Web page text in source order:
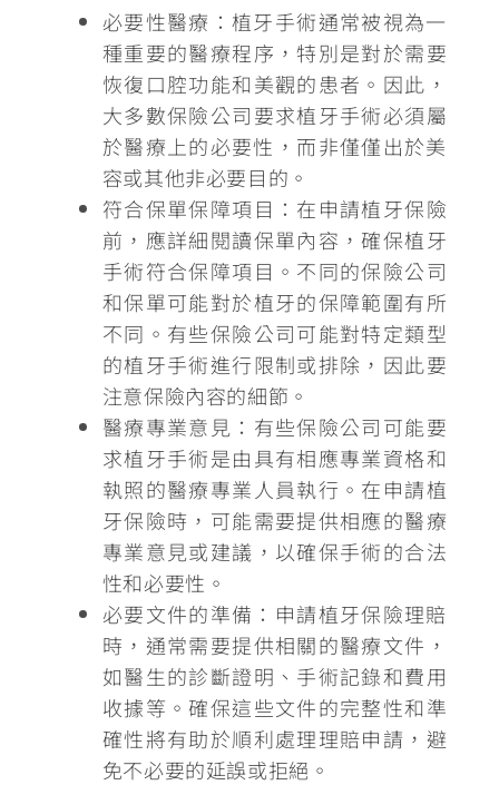
必要性醫療：植牙手術通常被視為一
種重要的醫療程序，特別是對於需要
恢復口腔功能和美觀的患者。因此，
大多數保險公司要求植牙手術必須屬
於醫療上的必要性 ，而非僅僅出於美
容或其他非必要目的。
符合保單保障項目： 在申請植牙保險
前，應詳細閱讀保單內容，確保植牙
手術符合保障項目。 不同的保險公司
和保單可能對於植牙的保障範圍有所
不同 。有些保險公司可能對特定類型
的植牙手術進行限制或排除，因此要
注意保險內容的細節。
醫療專業意見： 有些保險公司可能要
求植牙手術是由具有相應專業資格和
執照的醫療專業人員執行。在申請植
牙保險時， 可能需要提供相應的醫療
專業意見或建議 ，以確保手術的合法
性和必要性。
必要文件的準備： 申請植牙保險理賠
時，通常需要提供相關的醫療文件，
如醫生的診斷證明、手術記錄和費用
收據等。確保這些文件的完整性和準
確性將有助於順利處理理賠申請，避
免不必要的延誤或拒絕。